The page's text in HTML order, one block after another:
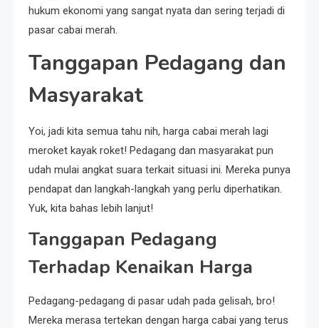
hukum ekonomi yang sangat nyata dan sering terjadi di
pasar cabai merah.
Tanggapan Pedagang dan
Masyarakat
Yoi, jadi kita semua tahu nih, harga cabai merah lagi
meroket kayak roket! Pedagang dan masyarakat pun
udah mulai angkat suara terkait situasi ini. Mereka punya
pendapat dan langkah-langkah yang perlu diperhatikan.
Yuk, kita bahas lebih lanjut!
Tanggapan Pedagang
Terhadap Kenaikan Harga
Pedagang-pedagang di pasar udah pada gelisah, bro!
Mereka merasa tertekan dengan harga cabai yang terus